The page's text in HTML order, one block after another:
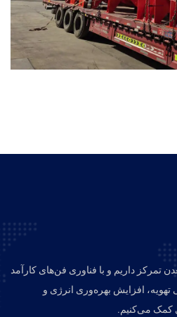
تمرکز داریم و با فناوری فن‌های کارآمد
تهویه، افزایش بهره‌وری انرژی و
کمک می‌کنیم.